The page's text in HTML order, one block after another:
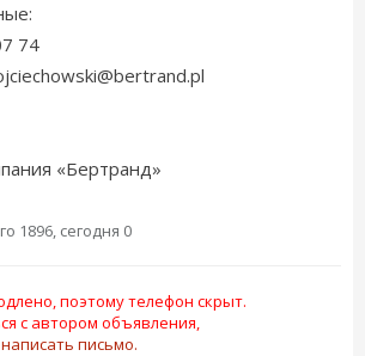
74
«Бертранд»
1896, сегодня 0
поэтому телефон скрыт.
с автором объявления,
написать письмо.